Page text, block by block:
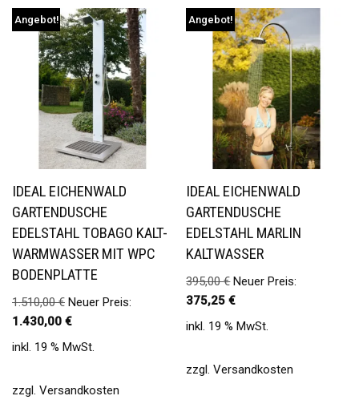
Angebot!
IDEAL EICHENWALD
GARTENDUSCHE
EDELSTAHL TOBAGO KALT-
WARMWASSER MIT WPC
BODENPLATTE
1.510,00€ Neuer Preis:
1.430,00 €
inkl. 19 % MwSt.
zzgl. Versandkosten
Angebot!
IDEAL EICHENWALD
GARTENDUSCHE
EDELSTAHL MARLIN
KALTWASSER
395,00€ Neuer Preis:
375,25€
inkl. 19 % MwSt.
zzgl.Versandkosten